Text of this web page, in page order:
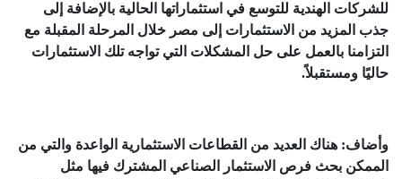
للشركات الهندية للتوسع في استثماراتها الحالية بالإضافة إلى
جذب المزيد من الاستثمارات إلى مصر خلال المرحلة المقبلة مع
التزامنا بالعمل على حل المشكلات التي تواجه تلك الاستثمارات
حاليًا ومستقبلاً.
وأضاف: هناك العديد من القطاعات الاستثمارية الواعدة والتي من
الممكن بحث فرص الاستثمار الصناعي المشترك فيها مثل